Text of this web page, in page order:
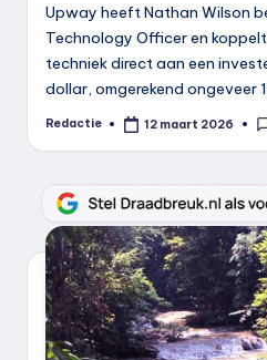
Upway heeft Nathan Wilson
Technology Officer en
techniek direct aan een
dollar, omgerekend ongeveer
Geplaatst
Redactie 12 maart 2026